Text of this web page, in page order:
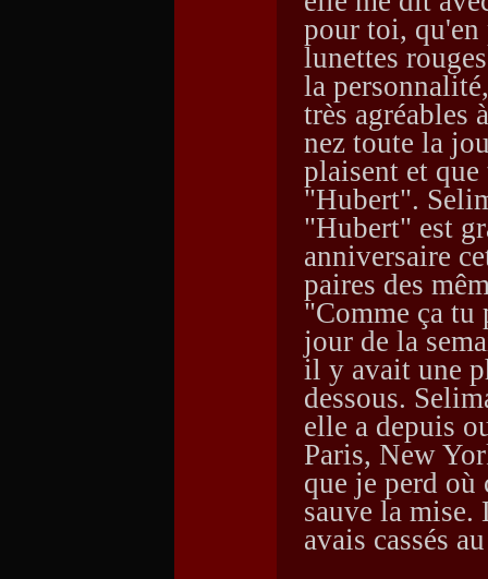
pour toi, qu'en
lunettes
la
très agréables
nez toute la
plaisent et
"Hubert".
"Hubert" est
anniversaire
paires des
"Comme ça tu
jour de la
il y avait une
dessous.
elle a depuis
Paris, New
que je perd où
sauve la
avais cassés